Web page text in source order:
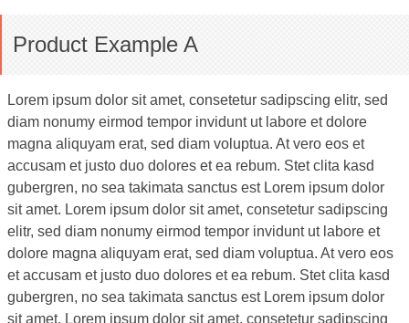
Product Example A
Lorem ipsum dolor sit amet, consetetur sadipscing elitr, sed
diam nonumy eirmod tempor invidunt ut labore et dolore
magna aliquyam erat, sed diam voluptua. At vero eos et
accusam et justo duo dolores et ea rebum. Stet clita kasd
gubergren, no sea takimata sanctus est Lorem ipsum dolor
sit amet. Lorem ipsum dolor sit amet, consetetur sadipscing
elitr, sed diam nonumy eirmod tempor invidunt ut labore et
dolore magna aliquyam erat, sed diam voluptua. At vero eos
et accusam et justo duo dolores et ea rebum. Stet clita kasd
gubergren, no sea takimata sanctus est Lorem ipsum dolor
sit amet. Lorem ipsum dolor sit amet, consetetur sadipscing